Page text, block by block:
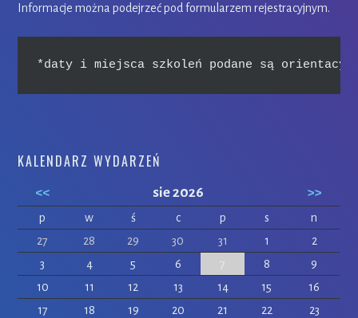
Informacje można podejrzeć pod formularzem rejestracyjnym.
*daty i miejsca szkoleń podane są
KALENDARZ WYDARZEŃ
<< sie 2026 >>
p w ś c p s
n
27
28 29 30 31 1
2
3
4 5 6 7 8
9
10
11 12 13 14 15
16
17
18 19 20 21 22
23